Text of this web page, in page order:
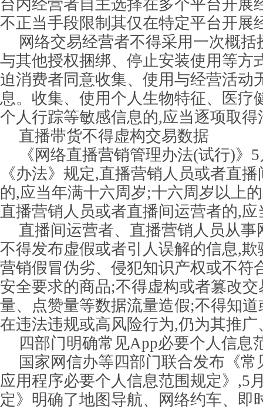
台内经营者自主选择在多个平台开展
不正当手段限制其仅在特定平台开展
网络交易经营者不得采用一次概
与其他授权捆绑、停止安装使用等方
迫消费者同意收集、使用与经营活动
息。收集、使用个人生物特征、医疗
个人行踪等敏感信息的,应当逐项取
直播带货不得虚构交易数据
《网络直播营销管理办法(试行)》
《办法》规定,直播营销人员或者直
的,应当年满十六周岁;十六周岁以上
直播营销人员或者直播间运营者的,
直播间运营者、直播营销人员从事
不得发布虚假或者引人误解的信息,
营销假冒伪劣、侵犯知识产权或不符
安全要求的商品;不得虚构或者篡改
量、点赞量等数据流量造假;不得知
在违法违规或高风险行为,仍为其推广
四部门明确常见App必要个人信息
国家网信办等四部门联合发布《
应用程序必要个人信息范围规定》,5
定》明确了地图导航、网络约车、即